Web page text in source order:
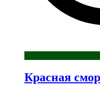
Красная